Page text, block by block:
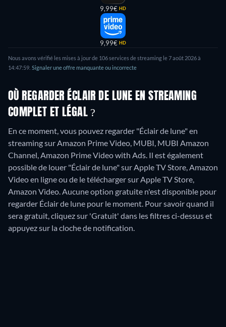
9,99€ HD
9,99€ HD
Nous avons vérifié les mises à jour de 106services de streaming le7 août 2026à
14:47:59 Signaler une offre manquante ou incorrecte
OÙ REGARDER ÉCLAIR DE LUNE EN STREAMING
COMPLET ET LÉGAL ?
En ce moment, vous pouvez regarder "Éclair de lune" en
streaming sur Amazon Prime Video, MUBI, MUBI Amazon
Channel, Amazon Prime Video with Ads. Il est également
possible de louer "Éclair de lune" sur Apple TV Store, Amazon
Video en ligne ou de le télécharger sur Apple TV Store,
Amazon Video.Aucune option gratuite n'est disponible pour
regarder Éclair de lune pour le moment. Pour savoir quand il
sera gratuit, cliquez sur 'Gratuit' dans les filtres ci-dessus et
appuyez sur la cloche de notification.